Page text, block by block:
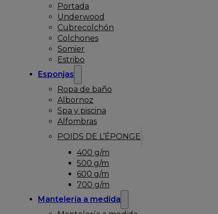
Portada
Underwood
Cubrecolchón
Colchones
Somier
Estribo
Esponjas
Ropa de baño
Albornoz
Spa y piscina
Alfombras
POIDS DE L’ÉPONGE
400 g/m
500 g/m
600 g/m
700 g/m
Mantelería a medida